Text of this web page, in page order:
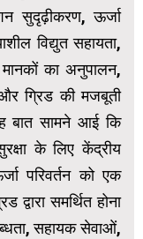
सुदृढ़ीकरण, ऊर्जा
विद्युत सहायता,
का अनुपालन,
और ग्रिड की मजबूती
बात सामने आई कि
के लिए केंद्रीय
परिवर्तन को एक
समर्थित होना
सहायक सेवाओं,